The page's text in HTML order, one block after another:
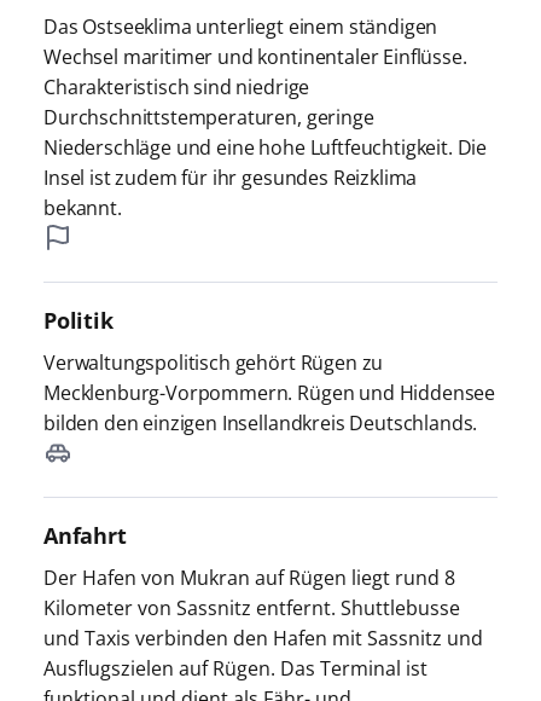
Das Ostseeklima unterliegt einem ständigen
Wechsel maritimer und kontinentaler Einflüsse.
Charakteristisch sind niedrige
Durchschnittstemperaturen, geringe
Niederschläge und eine hohe Luftfeuchtigkeit. Die
Insel ist zudem für ihr gesundes Reizklima
bekannt.
Politik
Verwaltungspolitisch gehört Rügen zu
Mecklenburg-Vorpommern. Rügen und Hiddensee
bilden den einzigen Insellandkreis Deutschlands.
Anfahrt
Der Hafen von Mukran auf Rügen liegt rund 8
Kilometer von Sassnitz entfernt. Shuttlebusse
und Taxis verbinden den Hafen mit Sassnitz und
Ausflugszielen auf Rügen. Das Terminal ist